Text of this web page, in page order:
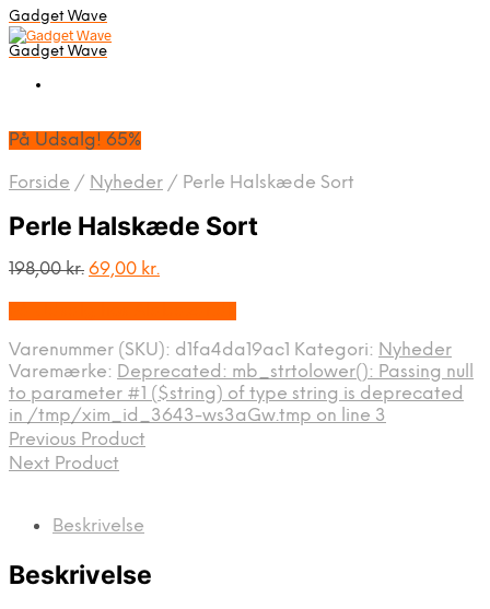
Gadget Wave
Gadget Wave
På Udsalg! 65%
Forside / Nyheder / Perle Halskæde Sort
Perle Halskæde Sort
198,00kr. Den
198,00 kr..
69,00 kr.Den
69,00 kr..
Varenummer (SKU): d1fa4da19ac1 Kategori: Nyheder
Varemærke: Deprecated: mb_strtolower(): Passing null
to parameter #1 ($string) of type string is deprecated
in /tmp/xim_id_3643-ws3aGw.tmp on line 3
Previous Product
Next Product
Beskrivelse
Beskrivelse